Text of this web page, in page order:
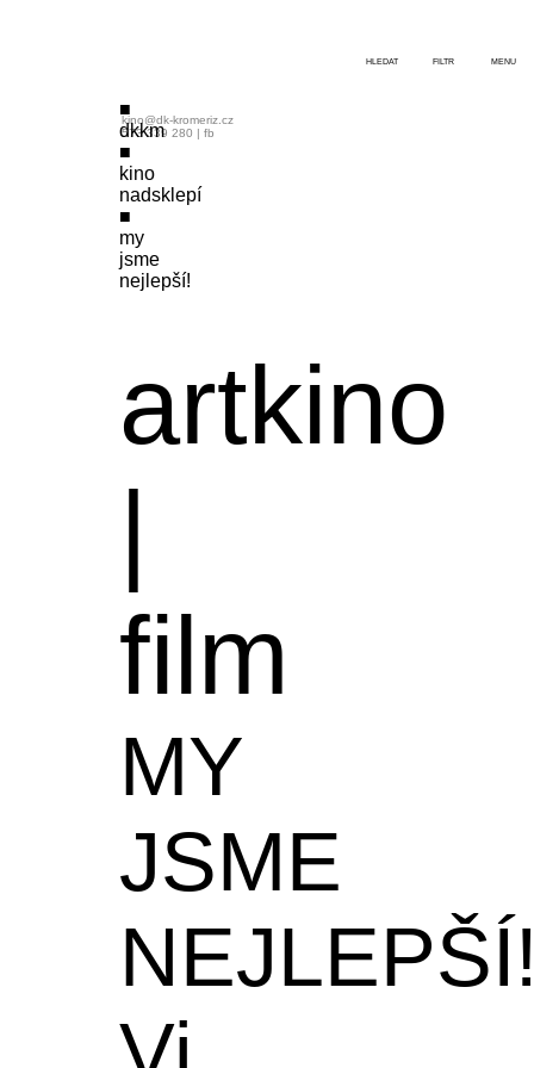
dkkm
kino
nadsklepí
my
jsme
nejlepší!
artkino
|
film
MY
JSME
kino@dk-kromeriz.cz
573 339 280 | fb
HLEDAT FILTR MENU